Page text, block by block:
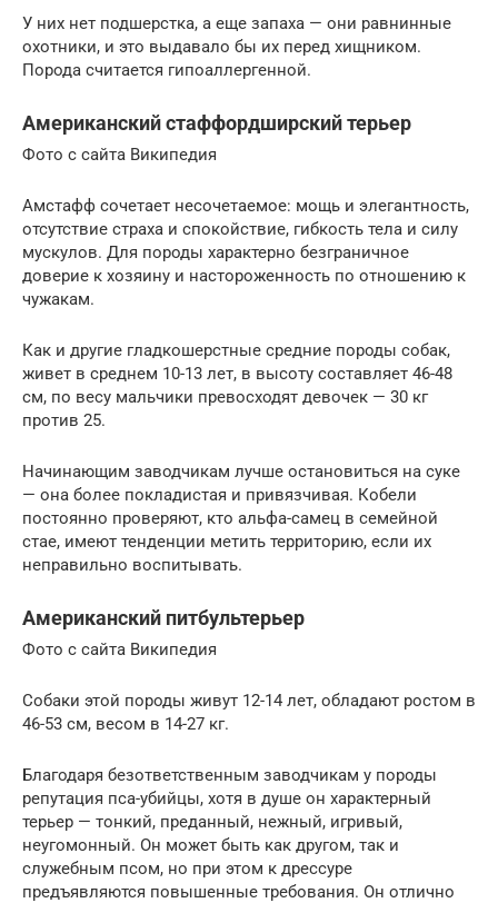
У них нет подшерстка, а еще запаха — они равнинные
охотники, и это выдавало бы их перед хищником.
Порода считается гипоаллергенной.
Американский стаффордширский терьер
Фото с сайта Википедия
Амстафф сочетает несочетаемое: мощь и элегантность,
отсутствие страха и спокойствие, гибкость тела и силу
мускулов. Для породы характерно безграничное
доверие к хозяину и настороженность по отношению к
чужакам.
Как и другие гладкошерстные средние породы собак,
живет в среднем 10-13 лет, в высоту составляет 46-48
см, по весу мальчики превосходят девочек — 30 кг
против 25.
Начинающим заводчикам лучше остановиться на суке
— она более покладистая и привязчивая. Кобели
постоянно проверяют, кто альфа-самец в семейной
стае, имеют тенденции метить территорию, если их
неправильно воспитывать.
Американский питбультерьер
Фото с сайта Википедия
Собаки этой породы живут 12-14 лет, обладают ростом в
46-53 см, весом в 14-27 кг.
Благодаря безответственным заводчикам у породы
репутация пса-убийцы, хотя в душе он характерный
терьер — тонкий, преданный, нежный, игривый,
неугомонный. Он может быть как другом, так и
служебным псом, но при этом к дрессуре
предъявляются повышенные требования. Он отлично